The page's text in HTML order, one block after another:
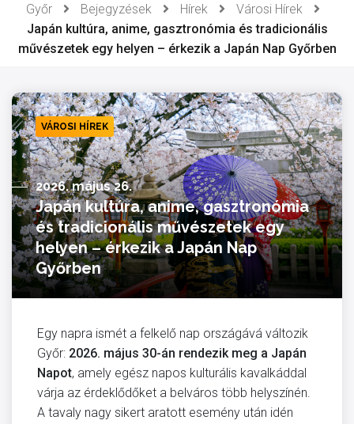
Győr Bejegyzések Hírek
Városi Hírek
Japán kultúra, anime, gasztronómia és tradicionális
művészetek egy helyen – érkezik a Japán Nap Győrben
VÁROSI HÍREK
2026. május 26.
Japán kultúra, anime, gasztronómia
és tradicionális művészetek egy
helyen – érkezik a Japán Nap
Győrben
Egy napra ismét a felkelő nap országává változik
Győr: 2026. május 30-án rendezik meg a Japán
Napot, amely egész napos kulturális kavalkáddal
várja az érdeklődőket a belváros több helyszínén.
A tavaly nagy sikert aratott esemény után idén